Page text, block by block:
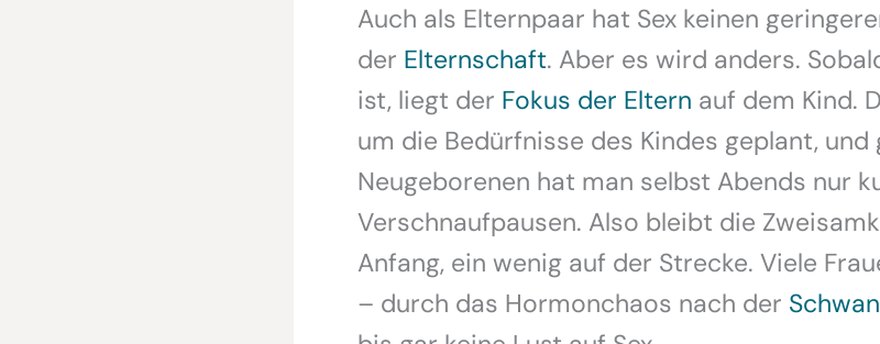
Auch als Elternpaar hat Sex keinen
der Elternschaft. Aber es wird anders.
ist, liegt der Fokus der Eltern auf dem Kind.
um die Bedürfnisse des Kindes geplant, und
Neugeborenen hat man selbst Abends nur
Verschnaufpausen. Also bleibt die
Anfang, ein wenig auf der Strecke. Viele
– durch das Hormonchaos nach der